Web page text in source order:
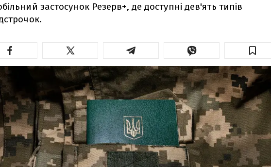
застосунок Резерв+, де доступні дев'ять типів